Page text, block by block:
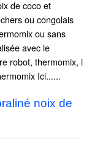
de coco et
ou congolais
ou sans
avec le
robot, thermomix, i
Ici......
noix de